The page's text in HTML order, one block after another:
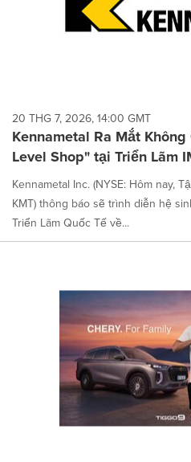
20 THG 7, 2026, 14:00 GMT
Kennametal Ra Mắt
Level Shop" tại Triển Lãm
Kennametal Inc. (NYSE: Hôm nay,
KMT) thông báo sẽ trình diễn hệ
Triển Lãm Quốc Tế về...